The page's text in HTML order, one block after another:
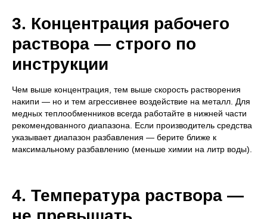
3. Концентрация рабочего
раствора — строго по
инструкции
Чем выше концентрация, тем выше скорость растворения
накипи — но и тем агрессивнее воздействие на металл. Для
медных теплообменников всегда работайте в нижней части
рекомендованного диапазона. Если производитель средства
указывает диапазон разбавления — берите ближе к
максимальному разбавлению (меньше химии на литр воды).
4. Температура раствора —